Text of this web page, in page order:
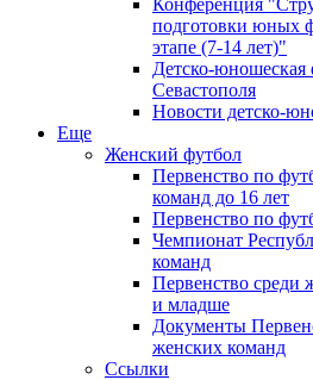
Конференция
подготовки юных
этапе (7-14 лет)"
Детско-юношеская
Севастополя
Новости детско-
Еще
Женский футбол
Первенство по
команд до 16 лет
Первенство по
Чемпионат
команд
Первенство среди
и младше
Документы
женских команд
Ссылки